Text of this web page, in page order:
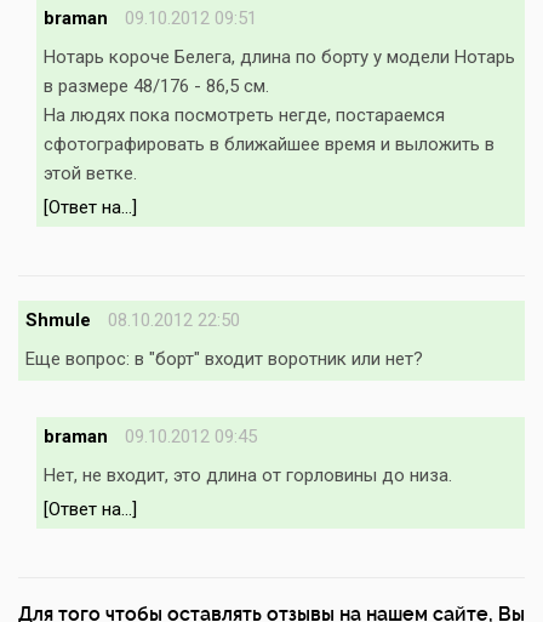
braman
09.10.2012 09:51
Нотарь короче Белега, длина по борту у модели Нотарь
в размере 48/176 - 86,5 см.
На людях пока посмотреть негде, постараемся
сфотографировать в ближайшее время и выложить в
этой ветке.
[Ответ на...]
Shmule
08.10.2012 22:50
Еще вопрос: в "борт" входит воротник или нет?
braman
09.10.2012 09:45
Нет, не входит, это длина от горловины до низа.
[Ответ на...]
Для того чтобы оставлять отзывы на нашем сайте, Вы